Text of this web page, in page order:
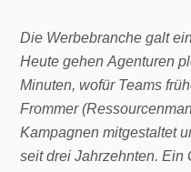
Die Werbebranche galt
Heute gehen Agenturen
Minuten, wofür Teams
Frommer
Kampagnen mitgestaltet
seit drei Jahrzehnten. Ein